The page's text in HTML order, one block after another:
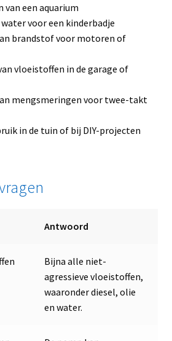
van een aquarium
voor een kinderbadje
brandstof voor motoren of
vloeistoffen in de garage of
mengsmeringen voor twee-takt
in de tuin of bij DIY-projecten
Antwoord
Bijna alle niet-
agressieve vloeistoffen,
waaronder diesel, olie
en water.